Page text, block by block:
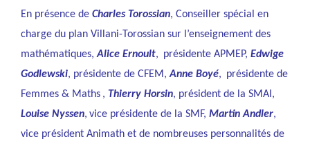
En présence de Charles Torossian, Conseiller spécial en
charge du plan Villani-Torossian sur l’enseignement des
mathématiques, Alice Ernoult, présidente APMEP, Edwige
Godlewski, présidente de CFEM,Anne Boyé, présidente de
Femmes & Maths , Thierry Horsin, président de la SMAI,
Louise Nyssen, vice présidente de la SMF, Martin Andler,
vice président Animath et de nombreuses personnalités de